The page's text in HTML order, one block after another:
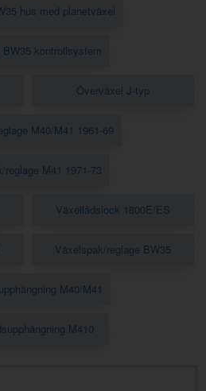
hus med planetväxel
BW35 kontrollsystem
Överväxel J-typ
M40/M41 1961-69
reglage M41 1971-73
Växellådslock 1800E/ES
Växelspak/reglage BW35
M40/M41
M410